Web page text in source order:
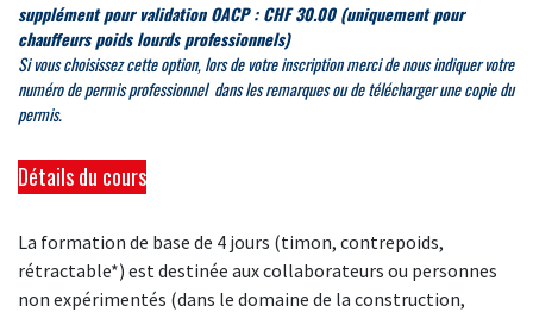
supplément pour validation OACP : CHF 30.00(uniquement pour
chauffeurs poids lourds professionnels)
Sivous choisissez cette option, lors de votre inscription merci denous indiquer votre
numéro de permis professionnel dans les remarques ou de télécharger une copie du
permis.
Détails du cours
La formation de base de 4 jours (timon, contrepoids,
rétractable*) est destinée aux collaborateurs ou personnes
non expérimentés (dans le domaine de la construction,